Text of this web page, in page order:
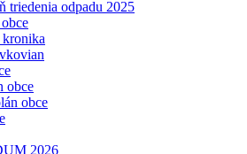
triedenia odpadu 2025
kronika
obce
obce
2026